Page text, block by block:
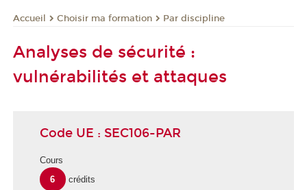
Accueil Choisir ma formation Par discipline
Analyses de sécurité :
vulnérabilités et attaques
Code UE : SEC106-PAR
Cours
6
crédits